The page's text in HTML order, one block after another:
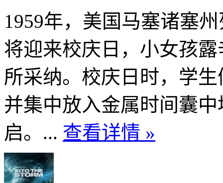
1959年，美国马塞诸塞
将迎来校庆日，小女孩
所采纳。校庆日时，学
并集中放入金属时间囊
启。... 查看详情 »